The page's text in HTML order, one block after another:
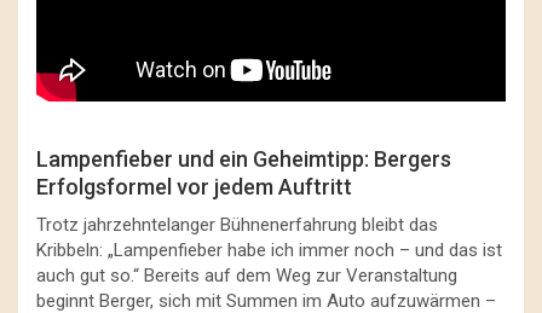
Lampenfieber und ein Geheimtipp: Bergers
Erfolgsformel vor jedem Auftritt
Trotz jahrzehntelanger Bühnenerfahrung bleibt das
Kribbeln: „Lampenfieber habe ich immer noch – und das ist
auch gut so.“ Bereits auf dem Weg zur Veranstaltung
beginnt Berger, sich mit Summen im Auto aufzuwärmen –